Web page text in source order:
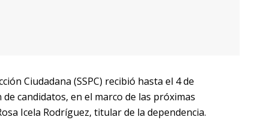
Ciudadana (SSPC) recibió hasta el 4 de
candidatos, en el marco de las próximas
Icela Rodríguez, titular de la dependencia.